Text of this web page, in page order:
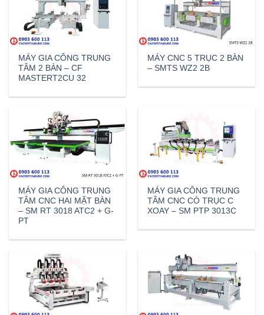
MÁY GIA CÔNG TRUNG
TÂM 2 BÀN – CF
MASTERT2CU 32
MÁY CNC 5 TRỤC 2 BÀN
– SMTS WZ2 2B
MÁY GIA CÔNG TRUNG
TÂM CNC HAI MẶT BÀN
– SM RT 3018 ATC2 + G-
PT
MÁY GIA CÔNG TRUNG
TÂM CNC CÓ TRỤC C
XOAY – SM PTP 3013C